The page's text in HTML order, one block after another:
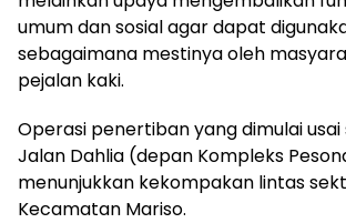
umum dan sosial agar dapat
sebagaimana mestinya oleh
pejalan kaki.
Operasi penertiban yang dimulai
Jalan Dahlia (depan Kompleks
menunjukkan kekompakan lintas
Kecamatan Mariso.